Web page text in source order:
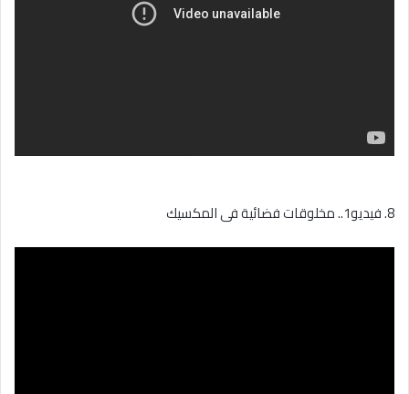
8. فيديو1.. مخلوقات فضائية فى المكسيك